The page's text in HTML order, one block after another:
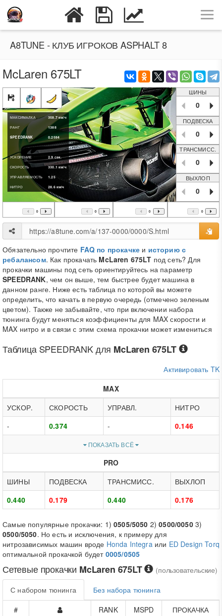
A8TUNE - КЛУБ ИГРОКОВ ASPHALT 8
McLaren 675LT
МАКСИМАЛКА 358.7км/ч
РАНГ
1388
SPEEDRANK
0.2584
УСКОРЕНИЕ 2.9 сек.
СКОРОСТЬ
330.1 км/ч
УПРАВЛЯЕМОСТЬ
1.25
НИТРО
28.6км/ч
ШИНЫ
0
ПОДВЕСКА
0
ТРАНСМИСС.
0
ВЫХЛОП
0
0 0 0 0
Обязательно прочтите FAQ по прокачке и историю с
ребалансом. Как прокачать McLaren 675LT под сеть? Для
прокачки машины под сеть ориентируйтесь на параметр
SPEEDRANK, чем он выше, тем быстрее будет машина в
данном ранге. Ниже есть таблица по которой вы можете
определить, что качать в первую очередь (отмечено зеленым
цветом). Также не забывайте, что при включении набора
тюнинга будут меняться коэффициенты для MAX скорости и
MAX нитро и в связи с этим схема прокачки может измениться
Таблица SPEEDRANKдля McLaren 675LT
Активировать TK
MAX
УСКОР.
СКОРОСТЬ УПРАВЛ.
НИТРО
-
0.374 - 0.146
ПОКАЗАТЬ ВСЁ
PRO
ШИНЫ
ПОДВЕСКА ТРАНСМИСС.
ВЫХЛОП
0.440
0.179 0.440 0.176
Самые популярные прокачки: 1)0505/5050 2)0500/00503)
0500/5050. Но есть и исключения, к примеру для
нитрозависимых машин вроде Honda Integraили ED Design Torq
оптимальной прокачкой будет 0005/0505
Сетевые прокачки McLaren 675LT (пользовательские)
С набором тюнинга
Без набора тюнинга
#
RANK MSPD
ПРОКАЧКА